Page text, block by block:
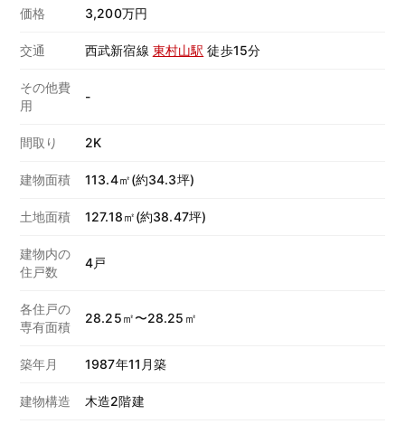
価格 3,200万円
交通 西武新宿線 東村山駅 徒歩15分
その他費
用
-
間取り 2K
建物面積 113.4㎡(約34.3坪)
土地面積 127.18㎡(約38.47坪)
建物内の
住戸数
4戸
各住戸の
専有面積
28.25㎡〜28.25㎡
築年月 1987年11月築
建物構造 木造2階建